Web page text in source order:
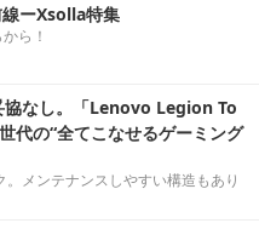
ーXsolla特集
ら！
協なし。「Lenovo Legion To
の“全てこなせるゲーミング
メンテナンスしやすい構造もあり